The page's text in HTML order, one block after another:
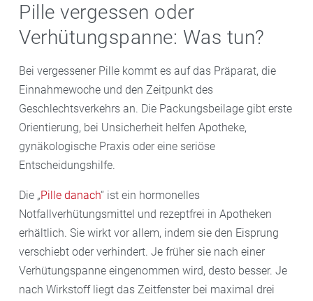
Pille vergessen oder
Verhütungspanne: Was tun?
Bei vergessener Pille kommt es auf das Präparat, die
Einnahmewoche und den Zeitpunkt des
Geschlechtsverkehrs an. Die Packungsbeilage gibt erste
Orientierung, bei Unsicherheit helfen Apotheke,
gynäkologische Praxis oder eine seriöse
Entscheidungshilfe.
Die „Pille danach“ ist ein hormonelles
Notfallverhütungsmittel und rezeptfrei in Apotheken
erhältlich. Sie wirkt vor allem, indem sie den Eisprung
verschiebt oder verhindert. Je früher sie nach einer
Verhütungspanne eingenommen wird, desto besser. Je
nach Wirkstoff liegt das Zeitfenster bei maximal drei